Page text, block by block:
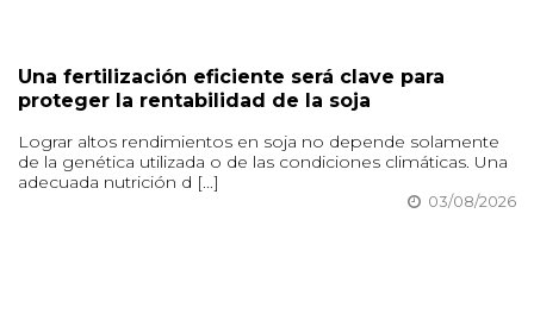
Una fertilización eficiente será clave para
proteger la rentabilidad de la soja
Lograr altos rendimientos en soja no depende solamente
de la genética utilizada o de las condiciones climáticas. Una
adecuada nutrición d [...]
03/08/2026